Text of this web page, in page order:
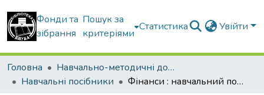
Фонди та
зібрання
Пошук за
критеріями
Статистика Увійти
Головна
Навчально-методичні документи
Навчальні посібники
Фінанси : навчальний посібник